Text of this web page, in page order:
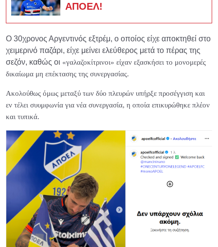
ΑΠΟΕΛ!
Ο 30χρονος Αργεντινός εξτρέμ, ο οποίος είχε αποκτηθεί στο
χειμερινό παζάρι, είχε μείνει ελεύθερος μετά το πέρας της
σεζόν, καθώς οι «γαλαζοκίτρινοι» είχαν εξασκήσει το μονομερές
δικαίωμα μη επέκτασης της συνεργασίας.
Ακολούθως όμως μεταξύ των δύο πλευρών υπήρξε προσέγγιση και
εν τέλει συυμφωνία για νέα συνεργασία, η οποία επικυρώθηκε πλέον
και τυπικά.